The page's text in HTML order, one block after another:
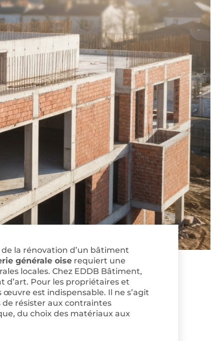
de la rénovation d’un bâtiment
générale oiserequiert une
locales. Chez EDDB Bâtiment,
d’art. Pour les propriétaires et
est indispensable. Il ne s’agit
résister aux contraintes
du choix des matériaux aux